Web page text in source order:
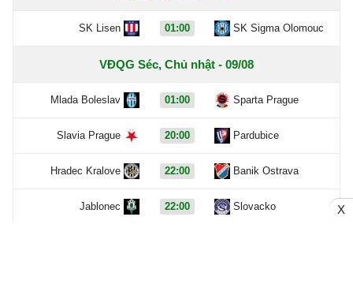
SK Lisen 01:00 SK Sigma Olomouc
VĐQG Séc, Chủ nhật - 09/08
Mlada Boleslav 01:00 Sparta Prague
Slavia Prague 20:00 Pardubice
Hradec Kralove 22:00 Banik Ostrava
Jablonec 22:00 Slovacko X